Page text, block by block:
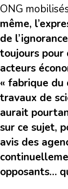
ONG
même,
de
toujours pour
acteurs
« fabrique du
travaux de
aurait
sur ce sujet,
avis des
opposants…